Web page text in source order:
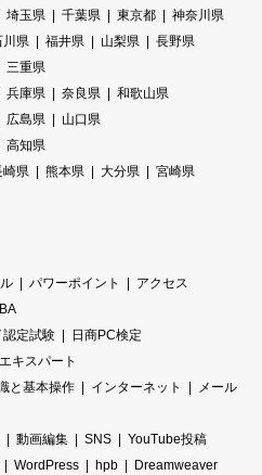
埼玉県 千葉県 東京都
神奈川県
川県 福井県 山梨県
長野県
三重県
兵庫県 奈良県
和歌山県
広島県
山口県
高知県
崎県 熊本県 大分県
宮崎県
パワーポイント
アクセス
認定試験
日商PC検定
キスパート
と基本操作 インターネット
メール
動画編集 SNS
YouTube投稿
WordPress hpb
Dreamweaver